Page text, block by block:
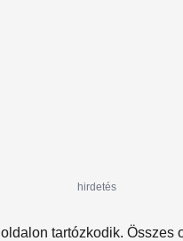
hirdetés
oldalon tartózkodik. Összes